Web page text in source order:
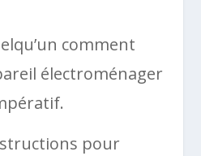
comment
électroménager
pour